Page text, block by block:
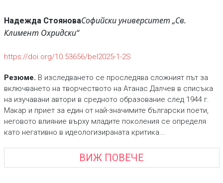
Надежда СтояноваСофийски университет „Св.
Климент Охридски“
https://doi.org/10.53656/bel2025-1-2S
Резюме. В изследването се проследява сложният път за
включването на творчеството на Атанас Далчев в списъка
на изучавани автори в средното образование след 1944 г.
Макар и приет за един от най-значимите български поети,
неговото влияние върху младите поколения се определя
като негативно в идеологизираната критика...
ВИЖ ПОВЕЧЕ